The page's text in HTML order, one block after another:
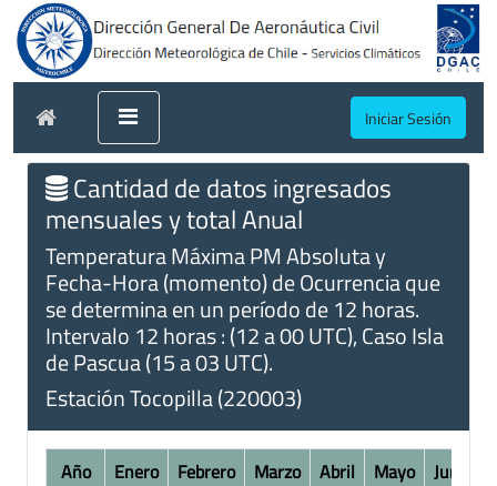
Iniciar Sesión
Cantidad de datos ingresados
mensuales y total Anual
Temperatura Máxima PM Absoluta y
Fecha-Hora (momento) de Ocurrencia que
se determina en un período de 12 horas.
Intervalo 12 horas : (12 a 00 UTC), Caso Isla
de Pascua (15 a 03 UTC).
Estación Tocopilla (220003)
Año Enero Febrero Marzo Abril Mayo Junio